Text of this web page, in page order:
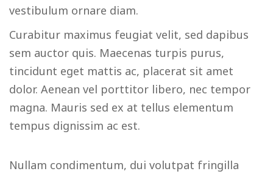
vestibulum ornare diam.
Curabitur maximus feugiat velit, sed dapibus
sem auctor quis. Maecenas turpis purus,
tincidunt eget mattis ac, placerat sit amet
dolor. Aenean vel porttitor libero, nec tempor
magna. Mauris sed ex at tellus elementum
tempus dignissim ac est.
Nullam condimentum, dui volutpat fringilla